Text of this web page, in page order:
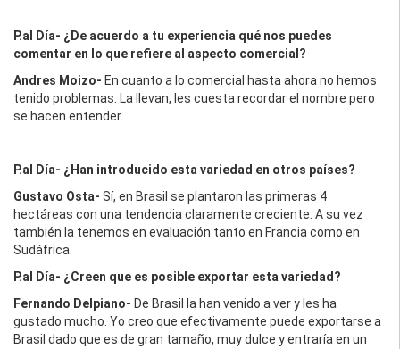
P.al Día- ¿De acuerdo a tu experiencia qué nos puedes
comentar en lo que refiere al aspecto comercial?
Andres Moizo- En cuanto a lo comercial hasta ahora no hemos
tenido problemas. La llevan, les cuesta recordar el nombre pero
se hacen entender.
P.al Día- ¿Han introducido esta variedad en otros países?
Gustavo Osta- Sí, en Brasil se plantaron las primeras 4
hectáreas con una tendencia claramente creciente. A su vez
también la tenemos en evaluación tanto en Francia como en
Sudáfrica.
P.al Día- ¿Creen que es posible exportar esta variedad?
Fernando Delpiano- De Brasil la han venido a ver y les ha
gustado mucho. Yo creo que efectivamente puede exportarse a
Brasil dado que es de gran tamaño, muy dulce y entraría en un